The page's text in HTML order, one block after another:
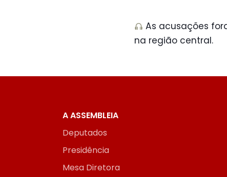
As acusações
na região central.
A ASSEMBLEIA
Deputados
Presidência
Mesa Diretora